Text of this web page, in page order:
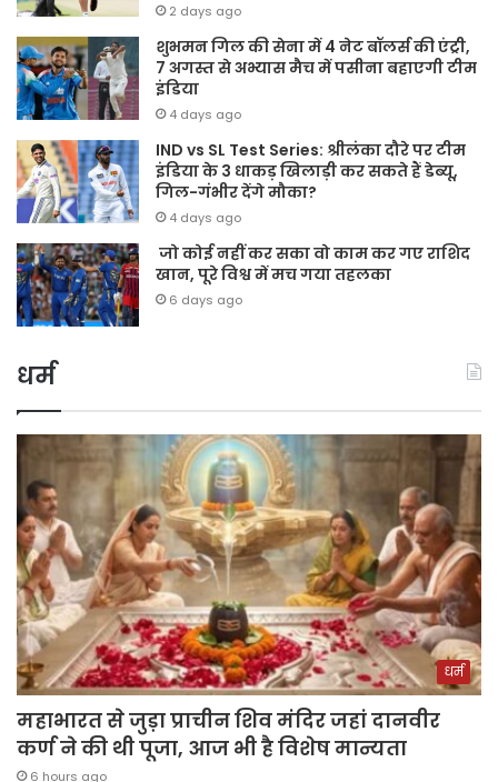
2 days ago
शुभमन गिल की सेना में 4 नेट बॉलर्स की एंट्री,
7 अगस्त से अभ्यास मैच में पसीना बहाएगी टीम
इंडिया
4 days ago
IND vs SL Test Series: श्रीलंका दौरे पर टीम
इंडिया के 3 धाकड़ खिलाड़ी कर सकते हैं डेब्यू,
गिल-गंभीर देंगे मौका?
4 days ago
जो कोई नहीं कर सका वो काम कर गए राशिद
खान, पूरे विश्व में मच गया तहलका
6 days ago
धर्म
धर्म
महाभारत से जुड़ा प्राचीन शिव मंदिर जहां दानवीर
कर्ण ने की थी पूजा, आज भी है विशेष मान्यता
6 hours ago